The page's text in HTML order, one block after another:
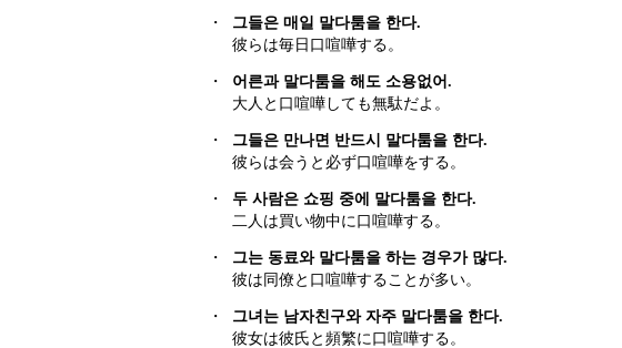
・
그들은 매일 말다툼을 한다.
彼らは毎日口喧嘩する。
・
어른과 말다툼을 해도 소용없어.
大人と口喧嘩しても無駄だよ。
・
그들은 만나면 반드시 말다툼을 한다.
彼らは会うと必ず口喧嘩をする。
・
두 사람은 쇼핑 중에 말다툼을 한다.
二人は買い物中に口喧嘩する。
・
그는 동료와 말다툼을 하는 경우가 많다.
彼は同僚と口喧嘩することが多い。
・
그녀는 남자친구와 자주 말다툼을 한다.
彼女は彼氏と頻繁に口喧嘩する。